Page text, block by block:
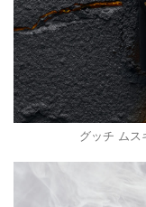
グッチ ムス